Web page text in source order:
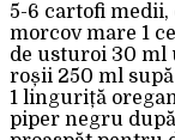
5-6 cartofi
morcov mare 1
de usturoi 30 ml
roșii 250 ml
1 linguriță
piper negru